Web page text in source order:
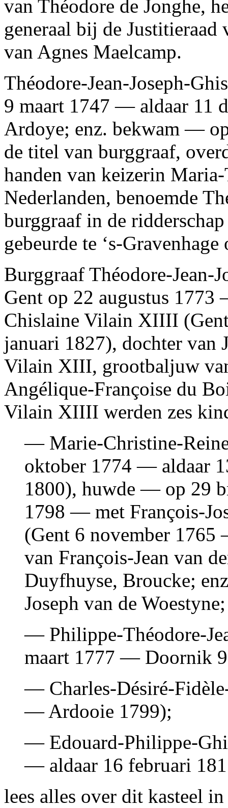
van Théodore de Jonghe,
generaal bij de Justitieraad
van Agnes Maelcamp.
Théodore-Jean-Joseph-
9 maart 1747 — aldaar 11
Ardoye; enz. bekwam —
de titel van burggraaf,
handen van keizerin
Nederlanden, benoemde
burggraaf in de
gebeurde te ‘s-
Burggraaf Théodore-Jean-
Gent op 22 augustus
Chislaine Vilain XIIII
januari 1827), dochter van
Vilain XIII, grootbaljuw
Angélique-Françoise du
Vilain XIIII werden zes
— Marie-Christine-
oktober 1774 — aldaar
1800), huwde — op 29
1798 — met François-
(Gent 6 november
van François-Jean van
Duyfhuyse, Broucke;
Joseph van de Woestyne;
— Philippe-Théodore-
maart 1777 — Doornik
— Charles-Désiré-
— Ardooie 1799);
— Edouard-Philippe-
— aldaar 16 februari
lees alles over dit kasteel